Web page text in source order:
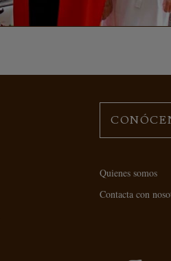
Quienes somos
Contacta con